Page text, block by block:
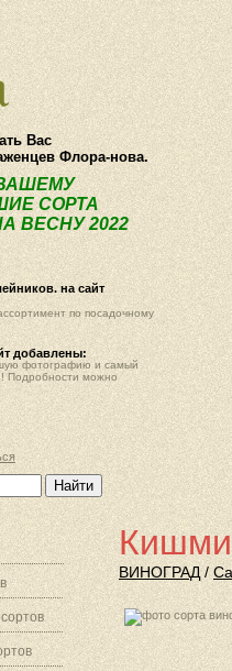
О компании Как купить
Вас
Флора-нова.
СОРТА
ВЕСНУ 2022
на сайт
по посадочному
добавлены:
фотографию и самый
Подробности можно
ВИНОГРАД/